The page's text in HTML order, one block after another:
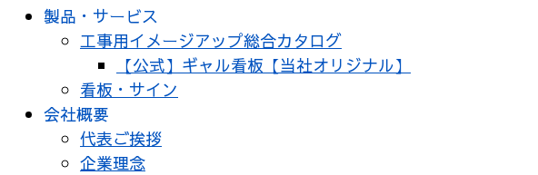
製品・サービス
工事用イメージアップ総合カタログ
【公式】ギャル看板【当社オリジナル】
看板・サイン
会社概要
代表ご挨拶
企業理念